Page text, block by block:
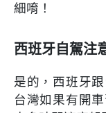
細唷！
西班牙自駕注
是的，西班牙
台灣如果有開